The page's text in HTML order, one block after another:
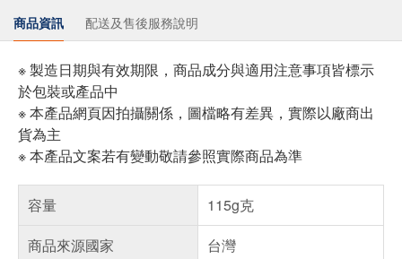
商品資訊 配送及售後服務說明
※ 製造日期與有效期限，商品成分與適用注意事項皆標示
於包裝或產品中
※ 本產品網頁因拍攝關係，圖檔略有差異，實際以廠商出
貨為主
※ 本產品文案若有變動敬請參照實際商品為準
容量
115g克
商品來源國家
台灣